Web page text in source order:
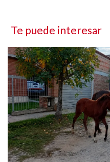
Te puede interesar